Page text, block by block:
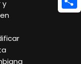
y